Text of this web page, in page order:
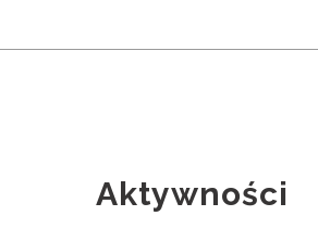
Aktywności